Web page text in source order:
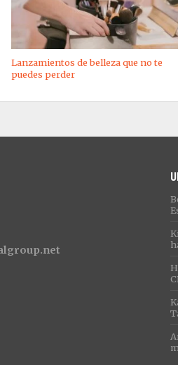
Lanzamientos de belleza que no te
puedes perder